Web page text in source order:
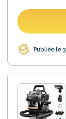
Publiée le